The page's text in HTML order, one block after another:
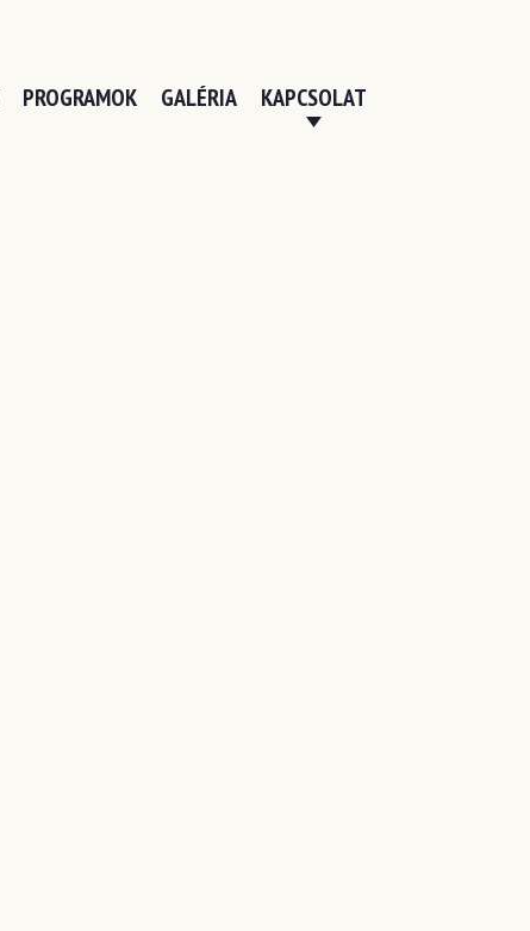
PROGRAMOK GALÉRIA KAPCSOLAT